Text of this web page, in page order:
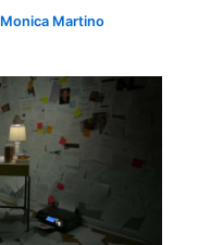
Monica Martino